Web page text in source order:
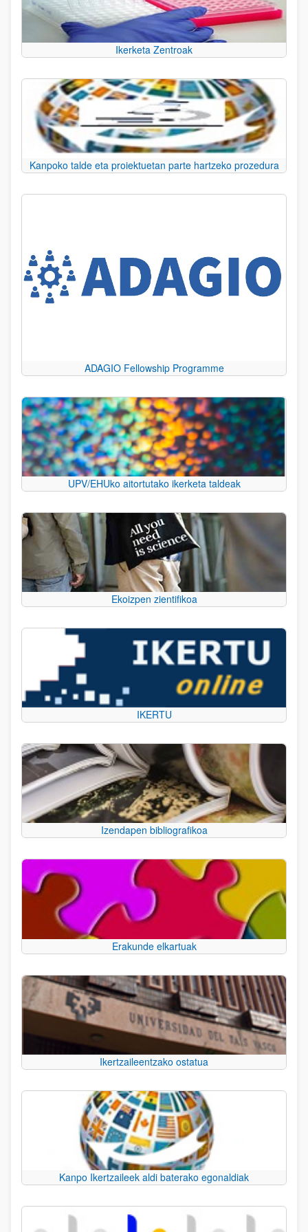
Ikerketa Zentroak
Kanpoko talde eta proiektuetan parte hartzeko prozedura
ADAGIO Fellowship Programme
UPV/EHUko aitortutako ikerketa taldeak
Ekoizpen zientifikoa
IKERTU
Izendapen bibliografikoa
Erakunde elkartuak
Ikertzaileentzako ostatua
Kanpo Ikertzaileek aldi baterako egonaldiak